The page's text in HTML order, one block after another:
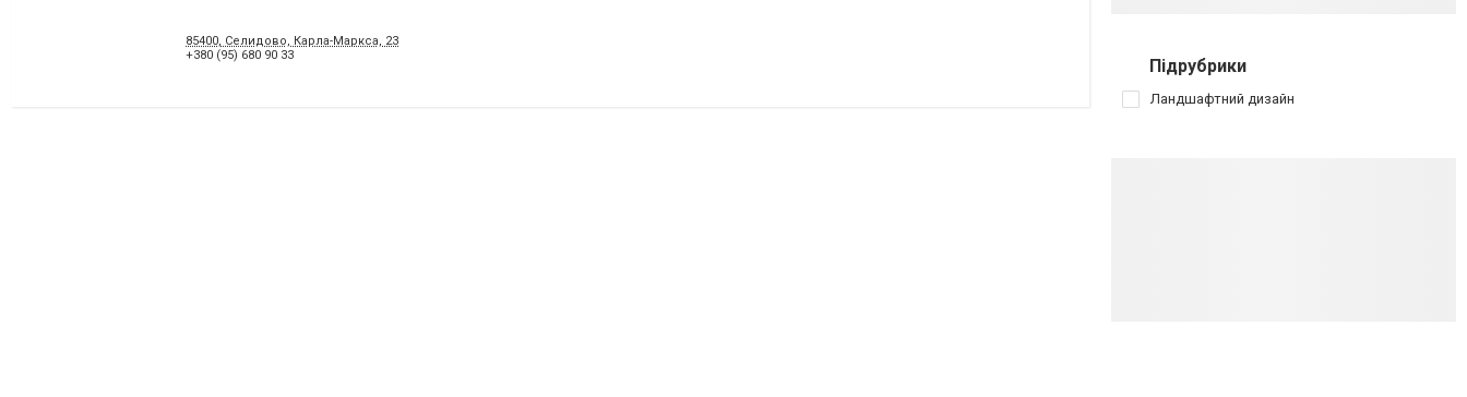
85400, Селидово, Карла-Маркса, 23
+380 (95) 680 90 33
Підрубрики
Ландшафтний дизайн